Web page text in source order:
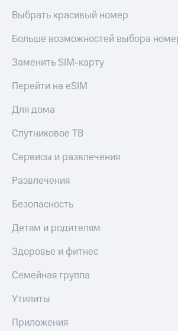
Выбрать красивый номер
Больше возможностей выбора
Заменить SIM-карту
Перейти на eSIM
Для дома
Спутниковое ТВ
Сервисы и развлечения
Развлечения
Безопасность
Детям и родителям
Здоровье и фитнес
Семейная группа
Утилиты
Приложения